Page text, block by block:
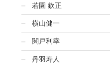
若園 欽正
横山健一
関戸利幸
丹羽寿人